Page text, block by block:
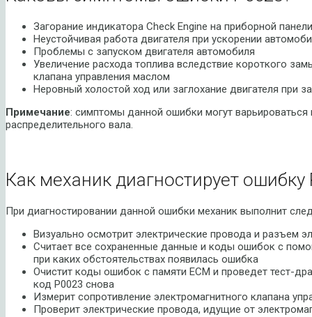
Загорание индикатора Check Engine на приборной
Неустойчивая работа двигателя при ускорении
Проблемы с запуском двигателя автомобиля
Увеличение расхода топлива вследствие короткого
клапана управления маслом
Неровный холостой ход или заглохание двигателя при
Примечание: симптомы данной ошибки могут
распределительного вала.
Как механик диагностирует ошибку
При диагностировании данной ошибки механик выполнит
Визуально осмотрит электрические провода и разъем
Считает все сохраненные данные и коды ошибок с
при каких обстоятельствах появилась ошибка
Очистит коды ошибок с памяти ECM и проведет тест-
код P0023 снова
Измерит сопротивление электромагнитного клапана
Проверит электрические провода, идущие от